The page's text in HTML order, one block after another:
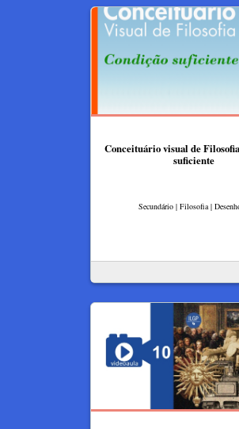
Conceituário visual de
suficiente
Secundário | Filosofia |